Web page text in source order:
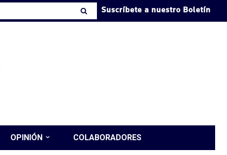
Suscríbete a nuestro Boletín
OPINIÓN COLABORADORES